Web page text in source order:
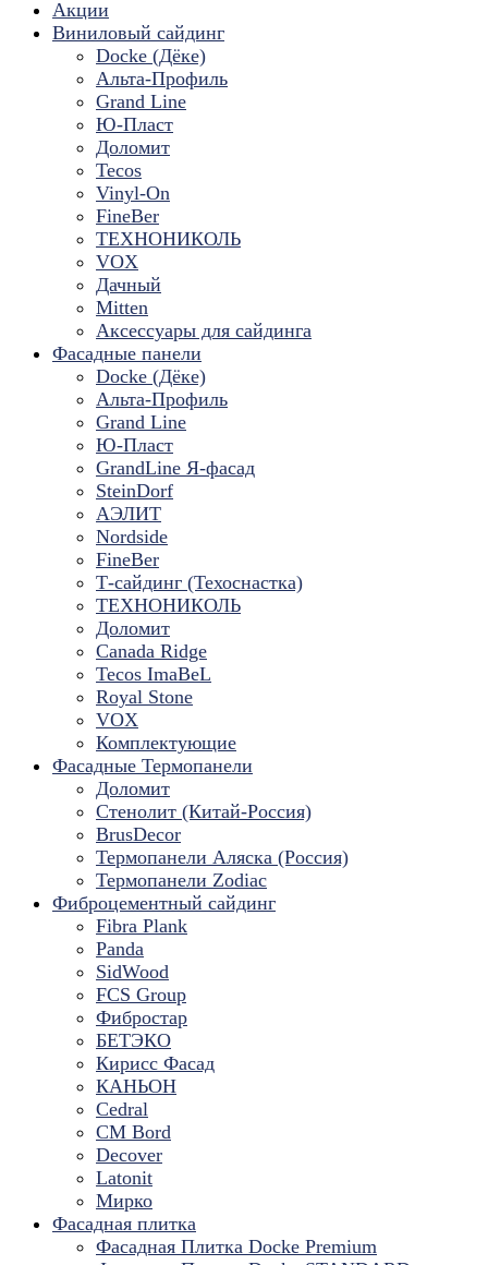
Акции
Виниловый сайдинг
Docke (Дёке)
Альта-Профиль
Grand Line
Ю-Пласт
Доломит
Tecos
Vinyl-On
FineBer
ТЕХНОНИКОЛЬ
VOX
Дачный
Mitten
Аксессуары для сайдинга
Фасадные панели
Docke (Дёке)
Альта-Профиль
Grand Line
Ю-Пласт
GrandLine Я-фасад
SteinDorf
АЭЛИТ
Nordside
FineBer
Т-сайдинг (Техоснастка)
ТЕХНОНИКОЛЬ
Доломит
Canada Ridge
Tecos ImaBeL
Royal Stone
VOX
Комплектующие
Фасадные Термопанели
Доломит
Стенолит (Китай-Россия)
BrusDecor
Термопанели Аляска (Россия)
Термопанели Zodiac
Фиброцементный сайдинг
Fibra Plank
Panda
SidWood
FCS Group
Фибростар
БЕТЭКО
Кирисс Фасад
КАНЬОН
Cedral
CM Bord
Decover
Latonit
Мирко
Фасадная плитка
Фасадная Плитка Docke Premium